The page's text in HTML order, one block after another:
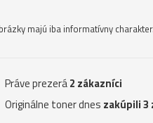
majú iba informatívny charakter.
Práve prezerá2 zákazníci
Originálne toner dnes zakúpili 3